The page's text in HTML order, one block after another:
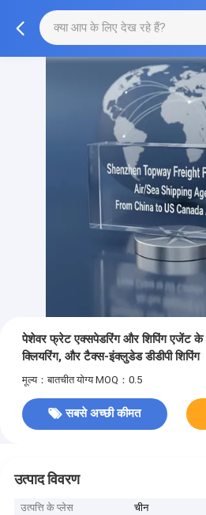
पेशेवर फ्रेट एक्सपेडरिंग और शिपिंग एजेंट के
क्लियरिंग, और टैक्स-इंक्लुडेड डीडीपी शिपिंग
मूल्य：बातचीत योग्य MOQ：0.5
सबसे अच्छी कीमत
उत्पाद विवरण
उत्पत्ति के प्लेस
चीन